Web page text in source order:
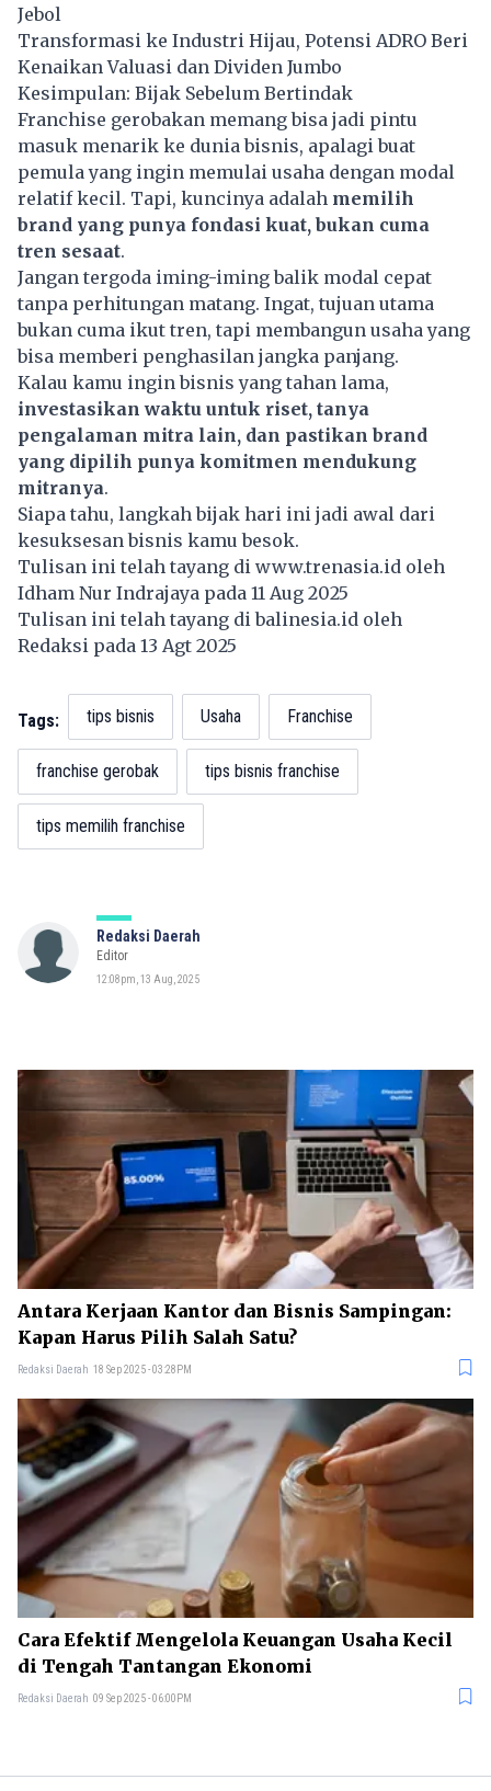
Jebol
Transformasi ke Industri Hijau, Potensi ADRO Beri
Kenaikan Valuasi dan Dividen Jumbo
Kesimpulan: Bijak Sebelum Bertindak
Franchise gerobakan memang bisa jadi pintu
masuk menarik ke dunia bisnis, apalagi buat
pemula yang ingin memulai usaha dengan modal
relatif kecil. Tapi, kuncinya adalah memilih
brand yang punya fondasi kuat, bukan cuma
tren sesaat.
Jangan tergoda iming-iming balik modal cepat
tanpa perhitungan matang. Ingat, tujuan utama
bukan cuma ikut tren, tapi membangun usaha yang
bisa memberi penghasilan jangka panjang.
Kalau kamu ingin bisnis yang tahan lama,
investasikan waktu untuk riset, tanya
pengalaman mitra lain, dan pastikan brand
yang dipilih punya komitmen mendukung
mitranya.
Siapa tahu, langkah bijak hari ini jadi awal dari
kesuksesan bisnis kamu besok.
Tulisan ini telah tayang di www.trenasia.id oleh
Idham Nur Indrajaya pada 11 Aug 2025
Tulisan ini telah tayang dibalinesia.id oleh
Redaksi pada 13 Agt 2025
Tags: tips bisnis Usaha Franchise
franchise gerobak tips bisnis franchise
tips memilih franchise
Redaksi Daerah
Editor
12:08pm, 13 Aug, 2025
Antara Kerjaan Kantor dan Bisnis Sampingan:
Kapan Harus Pilih Salah Satu?
Redaksi Daerah 18 Sep 2025 - 03:28PM
Cara Efektif Mengelola Keuangan Usaha Kecil
di Tengah Tantangan Ekonomi
Redaksi Daerah 09 Sep 2025 - 06:00PM